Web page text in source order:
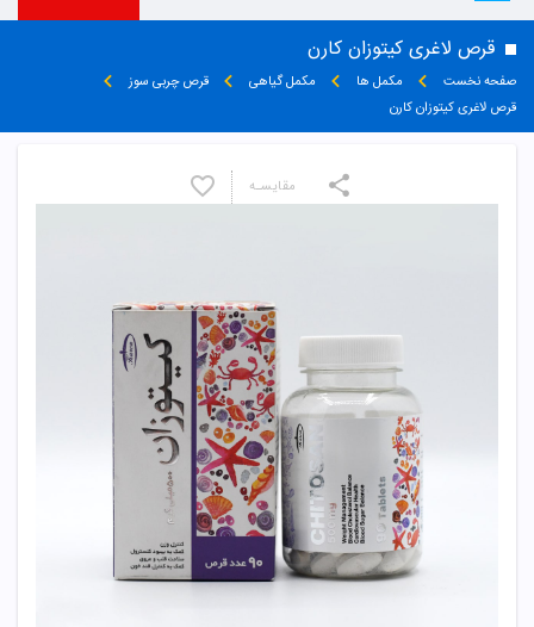
قرص لاغری کیتوزان کارن
صفحه نخست مکمل ها مکمل گیاهی
قرص چربی سوز
قرص لاغری کیتوزان کارن
مقایسـه